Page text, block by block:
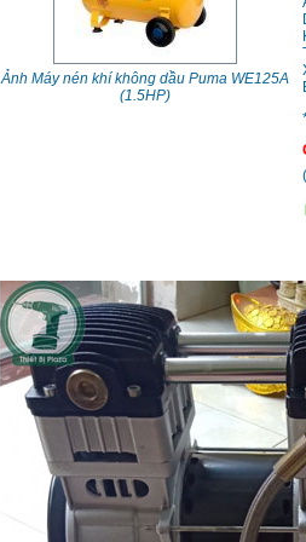
Ảnh Máy nén khí không dầu Puma WE125A
(1.5HP)
(